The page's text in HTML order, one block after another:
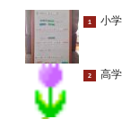
1 小
2 高